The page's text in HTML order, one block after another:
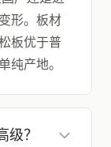
形。板材
板优于普
纯产地。
级？